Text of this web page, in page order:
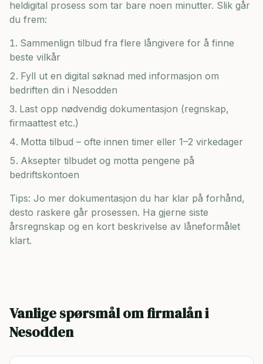
heldigital prosess som tar bare noen minutter. Slik går
du frem:
Sammenlign tilbud fra flere långivere for å finne
beste vilkår
Fyll ut en digital søknad med informasjon om
bedriften din i Nesodden
Last opp nødvendig dokumentasjon (regnskap,
firmaattest etc.)
Motta tilbud – ofte innen timer eller 1–2 virkedager
Aksepter tilbudet og motta pengene på
bedriftskontoen
Tips: Jo mer dokumentasjon du har klar på forhånd,
desto raskere går prosessen. Ha gjerne siste
årsregnskap og en kort beskrivelse av låneformålet
klart.
Vanlige spørsmål om firmalån i
Nesodden